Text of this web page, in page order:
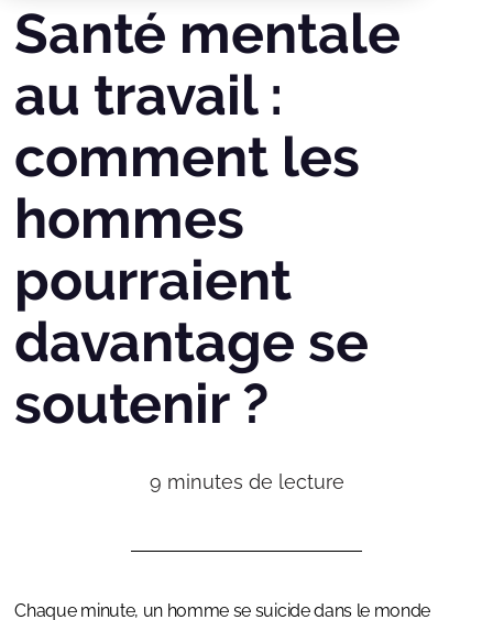
Santé mentale
au travail :
comment les
hommes
pourraient
davantage se
soutenir ?
9 minutes de lecture
Chaque minute, un homme se suicide dans le monde